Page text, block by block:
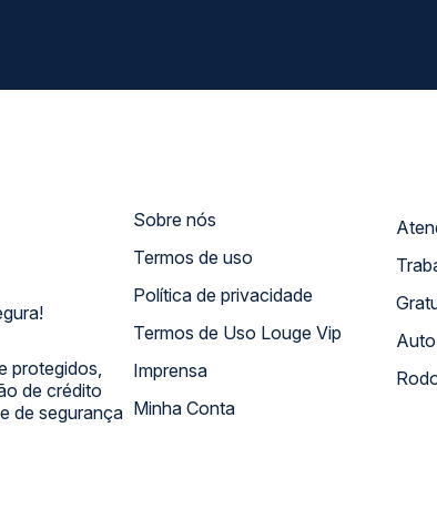
protegidos,
de crédito
de segurança
Sobre nós
Termos de uso
Política de privacidade
Termos de Uso Louge Vip
Imprensa
Minha Conta